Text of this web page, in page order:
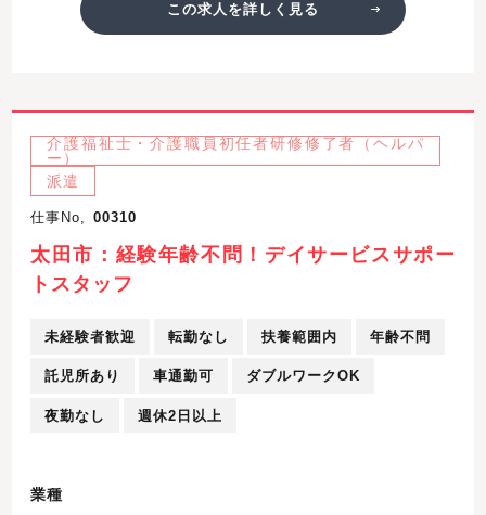
この求人を詳しく見る
介護福祉士・介護職員初任者研修修了者（ヘルパ
ー）
派遣
仕事No, 00310
太田市：経験年齢不問！デイサービスサポー
トスタッフ
未経験者歓迎 転勤なし 扶養範囲内 年齢不問
託児所あり 車通勤可 ダブルワークOK
夜勤なし 週休2日以上
業種